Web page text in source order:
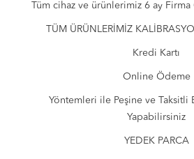
Tüm cihaz ve ürünlerimiz 6 ay Firma
TÜM ÜRÜNLERİMİZ
Kredi Kartı
Online Ödeme
Yöntemleri ile Peşine ve Taksitli
Yapabilirsiniz​
YEDEK PARCA